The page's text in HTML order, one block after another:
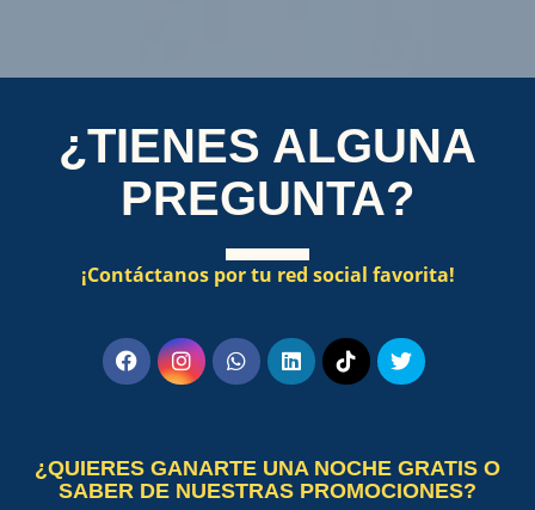
¿TIENES ALGUNA
PREGUNTA?
¡Contáctanos por tu red social favorita!
¿QUIERES GANARTE UNA NOCHE GRATIS O
SABER DE NUESTRAS PROMOCIONES?